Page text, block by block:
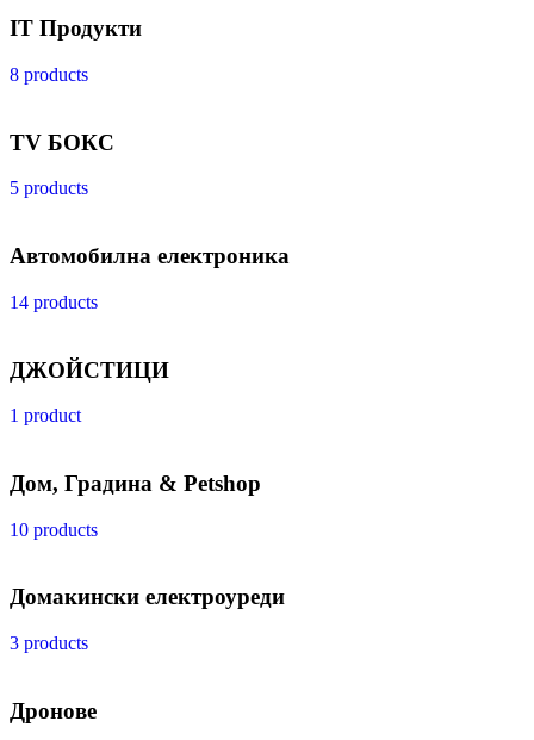
IT Продукти
8 products
TV БОКС
5 products
Автомобилна електроника
14 products
ДЖОЙСТИЦИ
1 product
Дом, Градина & Petshop
10 products
Домакински електроуреди
3 products
Дронове